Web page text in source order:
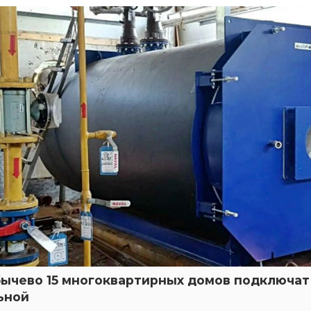
15 многоквартирных домов подключат